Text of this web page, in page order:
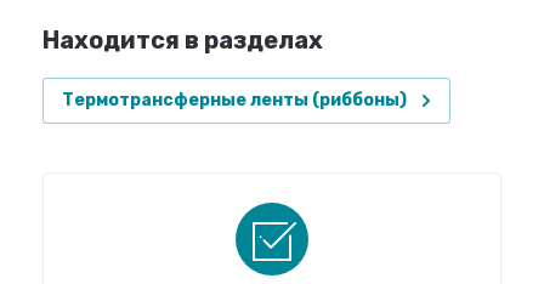
Находится в разделах
Термотрансферные ленты (риббоны)